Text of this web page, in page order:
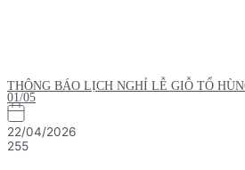
THÔNG BÁO LỊCH NGHỈ LỄ GIỖ TỔ
01/05
22/04/2026
255